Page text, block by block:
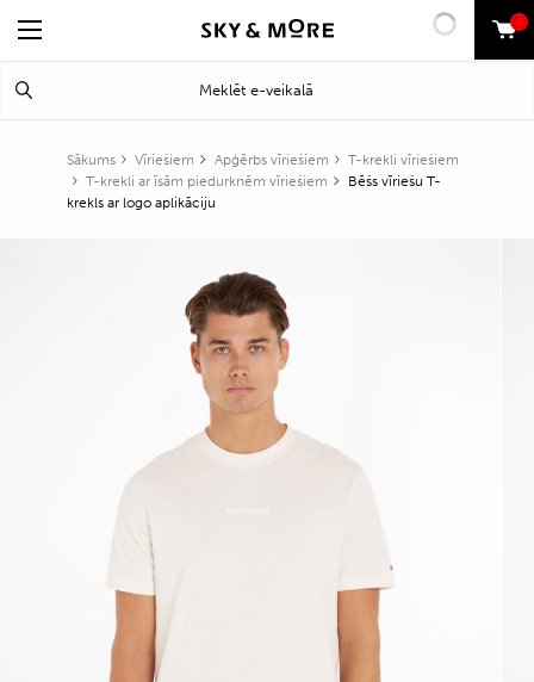
0
Sākums Vīriešiem Apģērbs vīriešiem
T-krekli vīriešiem
T-krekli ar īsām piedurknēm vīriešiem
Bēšs vīriešu T-
krekls ar logo aplikāciju